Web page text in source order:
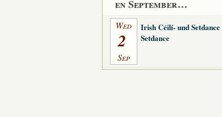
en September…
Wed
2
Sep
Irish Céilí- und
Setdance